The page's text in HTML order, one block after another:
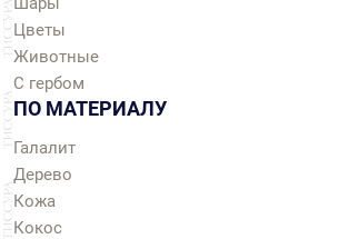
Цветы
Животные
С гербом
ПО МАТЕРИАЛУ
Галалит
Дерево
Кожа
Кокос